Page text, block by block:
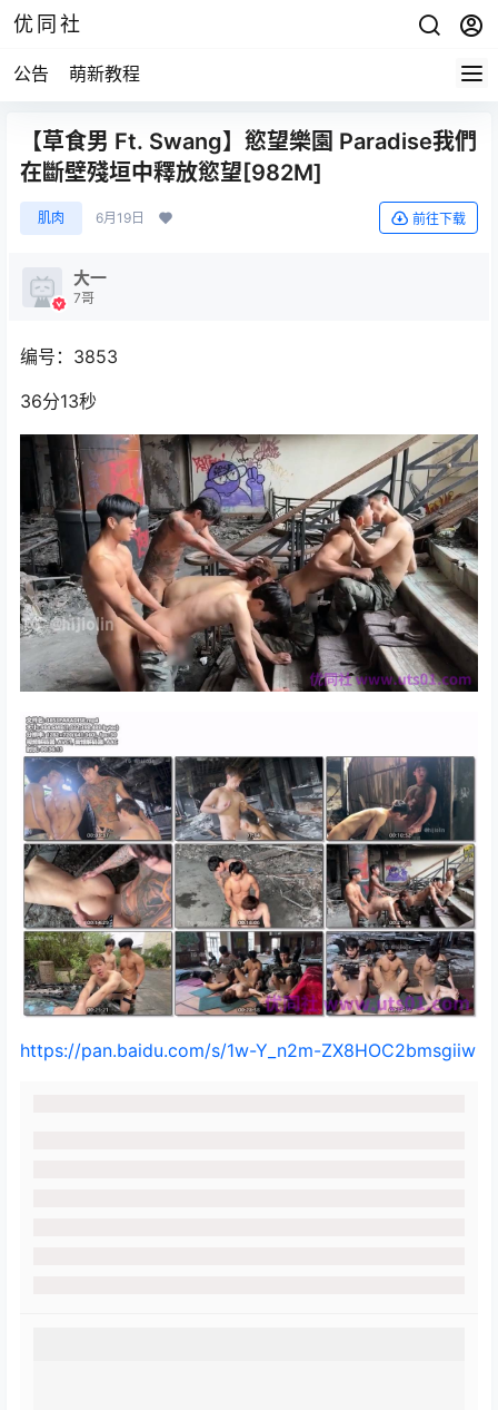
优同社
公告 萌新教程
【草食男 Ft. Swang】慾望樂園 Paradise我們
在斷壁殘垣中釋放慾望[982M]
肌肉 6月19日 前往下载
大一
7哥
编号：3853
36分13秒
https://pan.baidu.com/s/1w-Y_n2m-ZX8HOC2bmsgiiw